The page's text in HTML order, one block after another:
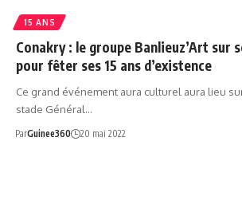
15 ANS
Conakry : le groupe Banlieuz’Art sur
pour fêter ses 15 ans d’existence
Ce grand événement aura culturel aura lieu
stade Général…
ParGuinee360 20 mai 2022